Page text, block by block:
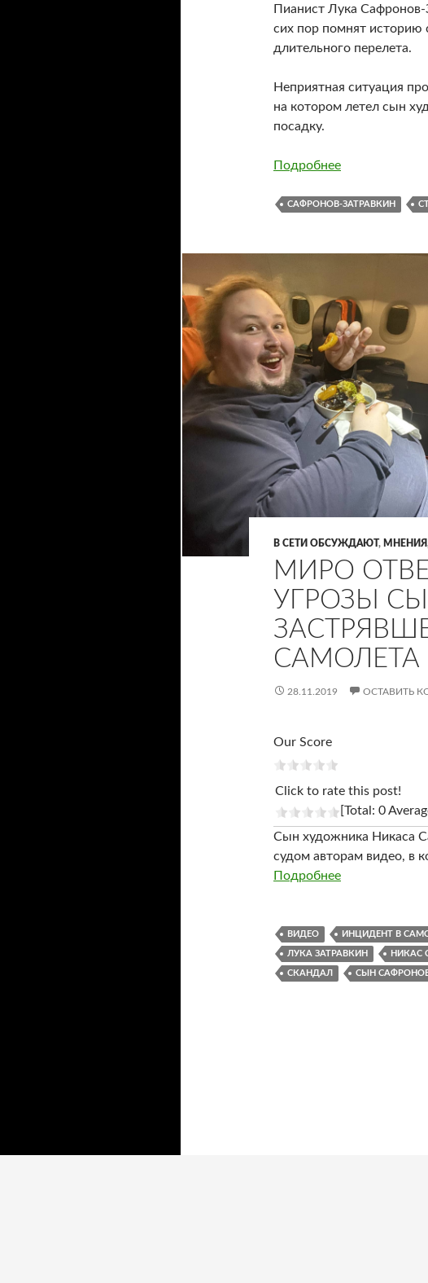
Пианист Лука
сих пор помнят историю
длительного перелета.
Неприятная ситуация
на котором летел сын
посадку.
Подробнее
САФРОНОВ-ЗАТРАВКИН
В СЕТИ ОБСУЖДАЮТ, МНЕНИЯ
МИРО
УГРОЗЫ
САМОЛЕТА
28.11.2019 ОСТАВИТЬ
Our Score
Click to rate this post!
[Total: 0
Сын художника Никаса
судом авторам видео, в
Подробнее
ВИДЕО ИНЦИДЕНТ В
ЛУКА ЗАТРАВКИН НИКАС
СКАНДАЛ СЫН